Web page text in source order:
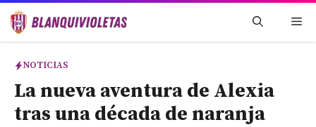
Saltar
NOTICIAS
La nueva aventura de Alexia
tras una década de naranja